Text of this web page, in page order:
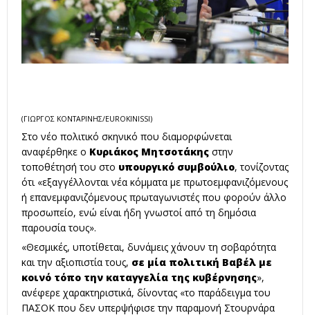
(ΓΙΩΡΓΟΣ ΚΟΝΤΑΡΙΝΗΣ/EUROKINISSI)
Στο νέο πολιτικό σκηνικό που διαμορφώνεται
αναφέρθηκε ο Κυριάκος Μητσοτάκης στην
τοποθέτησή του στο υπουργικό συμβούλιο, τονίζοντας
ότι «εξαγγέλλονται νέα κόμματα με πρωτοεμφανιζόμενους
ή επανεμφανιζόμενους πρωταγωνιστές που φορούν άλλο
προσωπείο, ενώ είναι ήδη γνωστοί από τη δημόσια
παρουσία τους».
«Θεσμικές, υποτίθεται, δυνάμεις χάνουν τη σοβαρότητα
και την αξιοπιστία τους, σε μία πολιτική Βαβέλ με
κοινό τόπο την καταγγελία της κυβέρνησης»,
ανέφερε χαρακτηριστικά, δίνοντας «το παράδειγμα του
ΠΑΣΟΚ που δεν υπερψήφισε την παραμονή Στουρνάρα